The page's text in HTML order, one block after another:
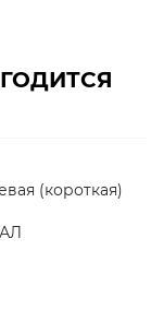
(короткая)